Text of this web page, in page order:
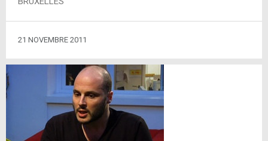
21 NOVEMBRE 2011